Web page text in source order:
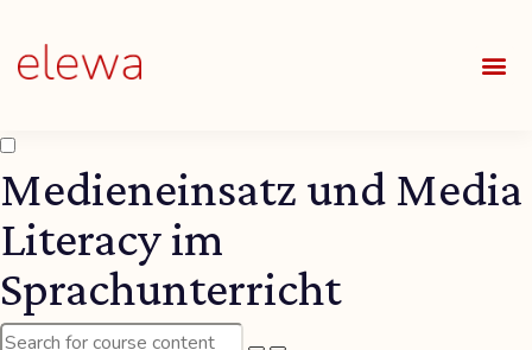
Medieneinsatz und Media
Literacy im
Sprachunterricht